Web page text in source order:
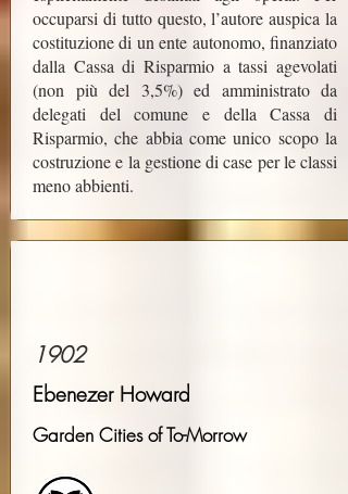
occuparsi di tutto questo, l’autore auspica la
costituzione di un ente autonomo, finanziato
dalla Cassa di Risparmio a tassi agevolati
(non più del 3,5%) ed amministrato da
delegati del comune e della Cassa di
Risparmio, che abbia come unico scopo la
costruzione e la gestione di case per le classi
meno abbienti.
1902
Ebenezer Howard
Garden Cities of To-Morrow